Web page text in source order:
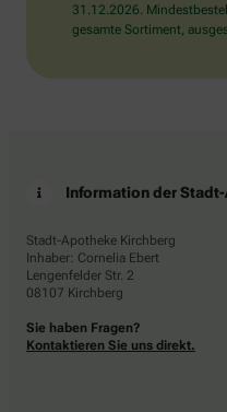
31.12.2026.
gesamte Sortiment,
Information der
Stadt-Apotheke Kirchberg
Inhaber: Cornelia Ebert
Lengenfelder Str. 2
08107 Kirchberg
Sie haben Fragen?
Kontaktieren Sie uns direkt.